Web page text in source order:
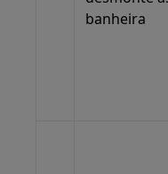
banheira